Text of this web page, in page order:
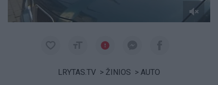
LRYTAS.TV > ŽINIOS > AUTO